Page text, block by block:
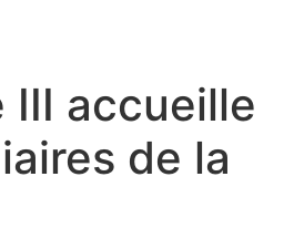
III accueille
de la